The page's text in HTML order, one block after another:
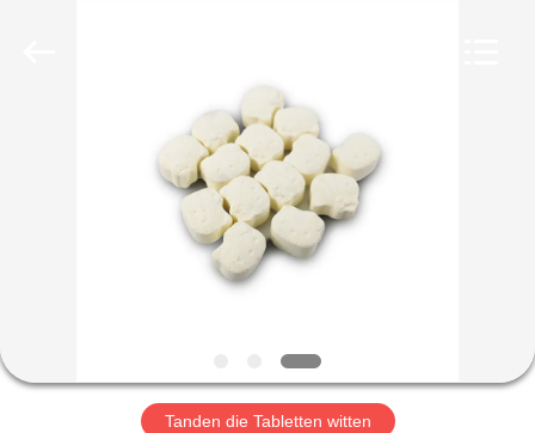
PRODUCTEN
ONGEVEER
ONS
Tanden die Tabletten witten